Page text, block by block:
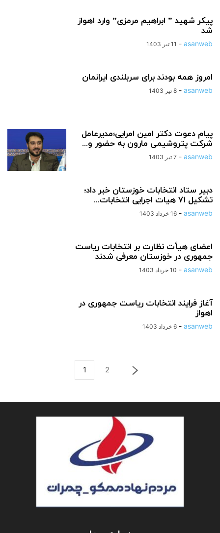
پیکر شهید ” ابراهیم مرمزی” وارد اهواز
شد
asanweb
- 11 تیر 1403
امروز همه بودند برای سربلندی ایرانمان
asanweb
- 8 تیر 1403
پیام دعوت دکتر امین امرایی؛مدیرعامل
شرکت پتروشیمی مارون به حضور و...
asanweb
- 7 تیر 1403
دبیر ستاد انتخابات خوزستان خبر داد؛
تشکیل ۷۱ هیات اجرایی انتخابات...
asanweb
- 16 خرداد 1403
اعضای هیأت نظارت بر انتخابات ریاست
جمهوری در خوزستان معرفی شدند
asanweb
- 10 خرداد 1403
آغاز فرایند انتخابات ریاست جمهوری در
اهواز
asanweb
- 6 خرداد 1403
1 2